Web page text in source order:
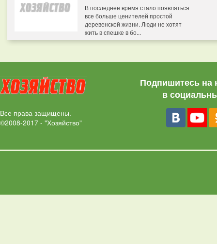
В последнее время стало появляться
все больше ценителей простой
деревенской жизни. Люди не хотят
жить в спешке в бо...
Все права защищены.
©2008-2017 - "Хозяйство"
Подпишитесь на
в